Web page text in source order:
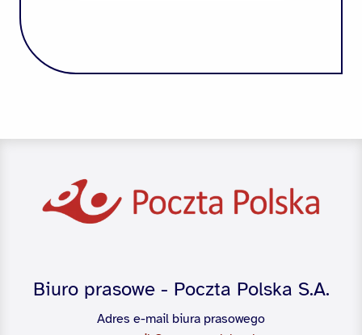
Biuro prasowe - Poczta Polska S.A.
Adres e-mail biura prasowego